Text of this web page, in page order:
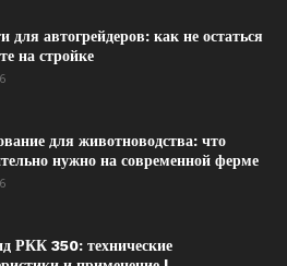
для автогрейдеров: как не остаться
на стройке
для животноводства: что
нужно на современной ферме
РКК 350: технические